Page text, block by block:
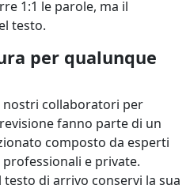
1:1 le parole, ma il
testo.
per qualunque
nostri collaboratori per
fanno parte di un
composto da esperti
e private.
di arrivo conservi la sua